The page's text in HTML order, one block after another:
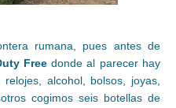
rumana, pues antes de
Freedonde al parecer hay
alcohol, bolsos, joyas,
cogimos seis botellas de